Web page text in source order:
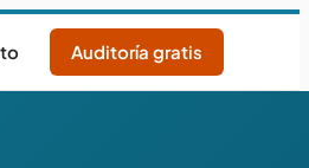
Auditoría gratis